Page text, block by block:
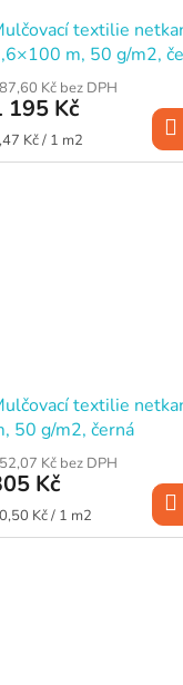
textilie
m, 50 g/m2,
Kč bez DPH
195 Kč
Kč / 1 m2
textilie
50 g/m2, černá
Kč bez DPH
Kč
Kč / 1 m2